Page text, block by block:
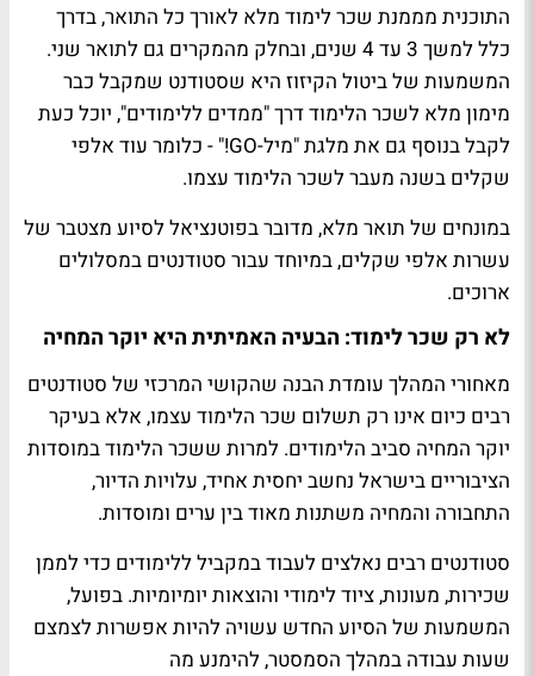
התוכנית מממנת שכר לימוד מלא לאורך כל התואר, בדרך
כלל למשך 3 עד 4 שנים, ובחלק מהמקרים גם לתואר שני.
המשמעות של ביטול הקיזוז היא שסטודנט שמקבל כבר
מימון מלא לשכר הלימוד דרך "ממדים ללימודים", יוכל כעת
לקבל בנוסף גם את מלגת "מיל-GO!" - כלומר עוד אלפי
שקלים בשנה מעבר לשכר הלימוד עצמו.
במונחים של תואר מלא, מדובר בפוטנציאל לסיוע מצטבר של
עשרות אלפי שקלים, במיוחד עבור סטודנטים במסלולים
ארוכים.
לא רק שכר לימוד: הבעיה האמיתית היא יוקר המחיה
מאחורי המהלך עומדת הבנה שהקושי המרכזי של סטודנטים
רבים כיום אינו רק תשלום שכר הלימוד עצמו, אלא בעיקר
יוקר המחיה סביב הלימודים. למרות ששכר הלימוד במוסדות
הציבוריים בישראל נחשב יחסית אחיד, עלויות הדיור,
התחבורה והמחיה משתנות מאוד בין ערים ומוסדות.
סטודנטים רבים נאלצים לעבוד במקביל ללימודים כדי לממן
שכירות, מעונות, ציוד לימודי והוצאות יומיומיות. בפועל,
המשמעות של הסיוע החדש עשויה להיות אפשרות לצמצם
שעות עבודה במהלך הסמסטר, להימנע מה